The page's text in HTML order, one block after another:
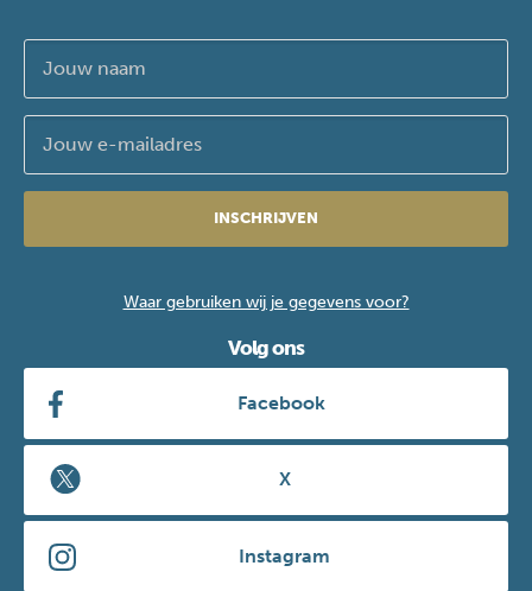
INSCHRIJVEN
Waar gebruiken wij je gegevens voor?
Volg ons
Facebook
X
Instagram